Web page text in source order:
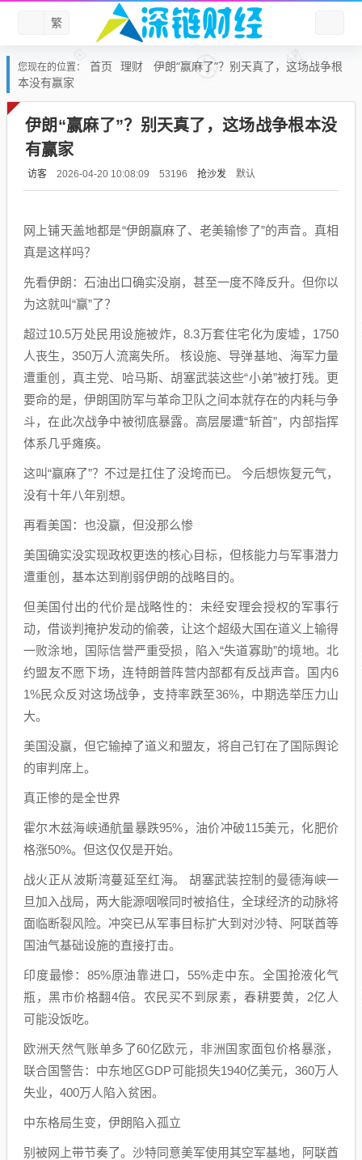
繁
您现在的位置： 首页 理财
伊朗“赢麻了”？别天真了，这场战争根
本没有赢家
伊朗“赢麻了”？别天真了，这场战争根本没
有赢家
访客 2026-04-20 10:08:09 53196 抢沙发 默认
网上铺天盖地都是“伊朗赢麻了、老美输惨了”的声音。真相
真是这样吗？
先看伊朗：石油出口确实没崩，甚至一度不降反升。但你以
为这就叫“赢”了？
超过10.5万处民用设施被炸，8.3万套住宅化为废墟，1750
人丧生，350万人流离失所。 核设施、导弹基地、海军力量
遭重创，真主党、哈马斯、胡塞武装这些“小弟”被打残。更
要命的是，伊朗国防军与革命卫队之间本就存在的内耗与争
斗，在此次战争中被彻底暴露。高层屡遭“斩首”，内部指挥
体系几乎瘫痪。
这叫“赢麻了”？不过是扛住了没垮而已。 今后想恢复元气，
没有十年八年别想。
再看美国：也没赢，但没那么惨
美国确实没实现政权更迭的核心目标，但核能力与军事潜力
遭重创，基本达到削弱伊朗的战略目的。
但美国付出的代价是战略性的：未经安理会授权的军事行
动，借谈判掩护发动的偷袭，让这个超级大国在道义上输得
一败涂地，国际信誉严重受损，陷入“失道寡助”的境地。北
约盟友不愿下场，连特朗普阵营内部都有反战声音。国内6
1%民众反对这场战争，支持率跌至36%，中期选举压力山
大。
美国没赢，但它输掉了道义和盟友，将自己钉在了国际舆论
的审判席上。
真正惨的是全世界
霍尔木兹海峡通航量暴跌95%，油价冲破115美元，化肥价
格涨50%。但这仅仅是开始。
战火正从波斯湾蔓延至红海。 胡塞武装控制的曼德海峡一
旦加入战局，两大能源咽喉同时被掐住，全球经济的动脉将
面临断裂风险。冲突已从军事目标扩大到对沙特、阿联酋等
国油气基础设施的直接打击。
印度最惨：85%原油靠进口，55%走中东。全国抢液化气
瓶，黑市价格翻4倍。农民买不到尿素，春耕要黄，2亿人
可能没饭吃。
欧洲天然气账单多了60亿欧元，非洲国家面包价格暴涨，
联合国警告：中东地区GDP可能损失1940亿美元，360万人
失业，400万人陷入贫困。
中东格局生变，伊朗陷入孤立
别被网上带节奏了。沙特同意美军使用其空军基地，阿联酋